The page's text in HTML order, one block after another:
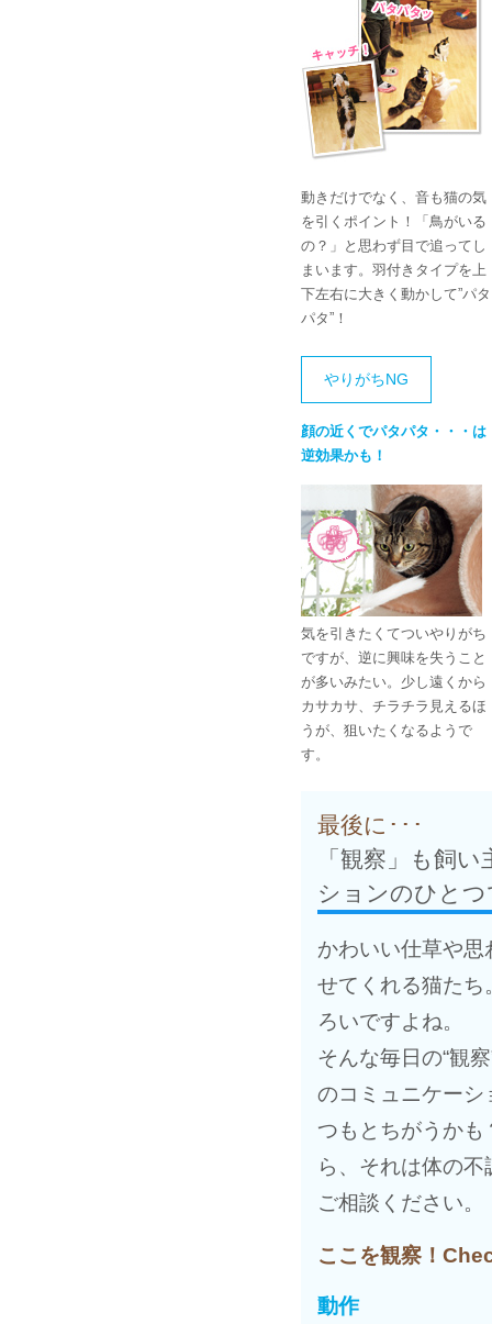
動きだけでなく、音も猫の気
を引くポイント！「鳥がいる
の？」と思わず目で追ってし
まいます。羽付きタイプを上
下左右に大きく動かして”パタ
パタ”！
やりがちNG
顔の近くでパタパタ・・・は
逆効果かも！
気を引きたくてついやりがち
ですが、逆に興味を失うこと
が多いみたい。少し遠くから
カサカサ、チラチラ見えるほ
うが、狙いたくなるようで
す。
最後に･･･
「観察」も飼
ションのひと
かわいい仕草や
せてくれる猫た
ろいですよね。
そんな毎日の“観
のコミュニケー
つもとちがうか
ら、それは体の
ご相談ください。
ここを観察！
動作